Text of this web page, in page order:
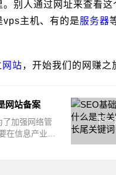
别人通过网址来查看这
vps主机、有的是服务器
网站，开始我们的网赚
网站备案
了加强网络管
在信息产业部
下一